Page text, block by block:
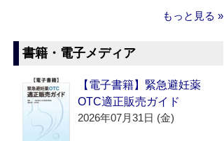
もっと見る »
書籍・電子メディア
【電子書籍】緊急避妊薬
OTC適正販売ガイド
2026年07月31日 (金)